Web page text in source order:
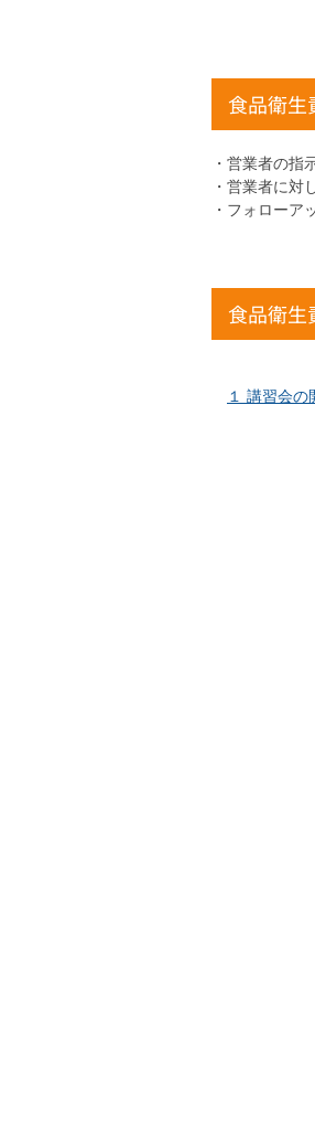
食品衛生
・営業者の指
・営業者に対
・フォローア
食品衛生
１ 講習会の